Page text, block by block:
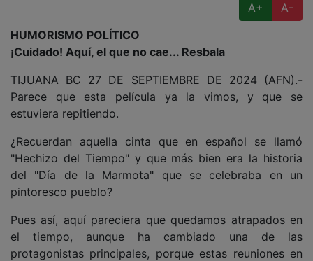
A+
A-
HUMORISMO POLÍTICO
¡Cuidado! Aquí, el que no cae... Resbala
TIJUANA BC 27 DE SEPTIEMBRE DE 2024 (AFN).-
Parece que esta película ya la vimos, y que se
estuviera repitiendo.
¿Recuerdan aquella cinta que en español se llamó
"Hechizo del Tiempo" y que más bien era la historia
del "Día de la Marmota" que se celebraba en un
pintoresco pueblo?
Pues así, aquí pareciera que quedamos atrapados en
el tiempo, aunque ha cambiado una de las
protagonistas principales, porque estas reuniones en